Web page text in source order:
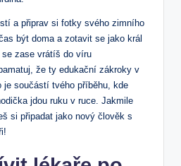
a⁣ připrav‌ si fotky svého zimního
být doma a zotavit se jako král
zase vrátíš do víru
že ty edukační‍ zákroky v
součástí tvého příběhu, kde
jdou ruku v ruce.⁣ Jakmile
si připadat jako nový člověk s